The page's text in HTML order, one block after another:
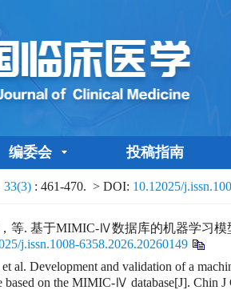
编委会 投稿指南
33(3) : 461-470. > DOI: 10.12025/
. 基于MIMIC-Ⅳ数据库的机器学习模
j.issn.1008-6358.2026.20260149
al. Development and validation of a
based on the MIMIC-Ⅳ database[J]. Chin